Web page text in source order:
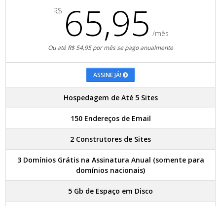
R$ 65,95 /mês
Ou até R$ 54,95 por mês se pago anualmente
ASSINE JÁ!
Hospedagem de Até 5 Sites
150 Endereços de Email
2 Construtores de Sites
3 Domínios Grátis na Assinatura Anual (somente para
domínios nacionais)
5 Gb de Espaço em Disco